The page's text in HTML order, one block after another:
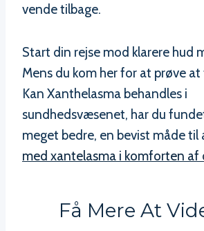
vende tilbage.
Start din rejse mod klarere hud
Mens du kom her for at prøve
Kan Xanthelasma behandles i
sundhedsvæsenet, har du
meget bedre, en bevist måde til
med xantelasma i komforten af
Få Mere At